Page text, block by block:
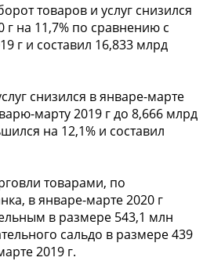
товаров и услуг снизился
г на 11,7% по сравнению с
г и составил 16,833 млрд
снизился в январе-марте
марту 2019 г до 8,666 млрд
на 12,1% и составил
товарами, по
в январе-марте 2020 г
в размере 543,1 млн
сальдо в размере 439
2019 г.